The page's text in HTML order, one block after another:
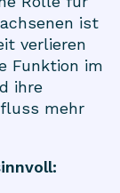
ist
verlieren
Funktion im
ihre
mehr